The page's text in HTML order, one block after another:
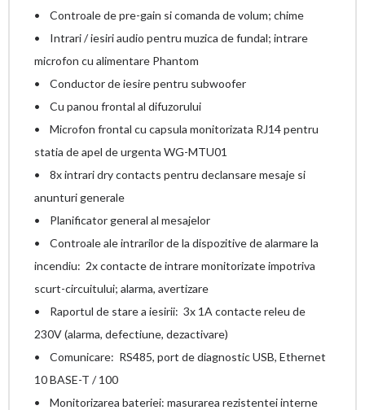
• Controale de pre-gain si comanda de volum; chime
• Intrari / iesiri audio pentru muzica de fundal; intrare
microfon cu alimentare Phantom
• Conductor de iesire pentru subwoofer
• Cu panou frontal al difuzorului
• Microfon frontal cu capsula monitorizata RJ14 pentru
statia de apel de urgenta WG-MTU01
• 8x intrari dry contacts pentru declansare mesaje si
anunturi generale
• Planificator general al mesajelor
• Controale ale intrarilor de la dispozitive de alarmare la
incendiu: 2x contacte de intrare monitorizate impotriva
scurt-circuitului; alarma, avertizare
• Raportul de stare a iesirii: 3x 1A contacte releu de
230V (alarma, defectiune, dezactivare)
• Comunicare: RS485, port de diagnostic USB, Ethernet
10 BASE-T / 100
• Monitorizarea bateriei: masurarea rezistentei interne